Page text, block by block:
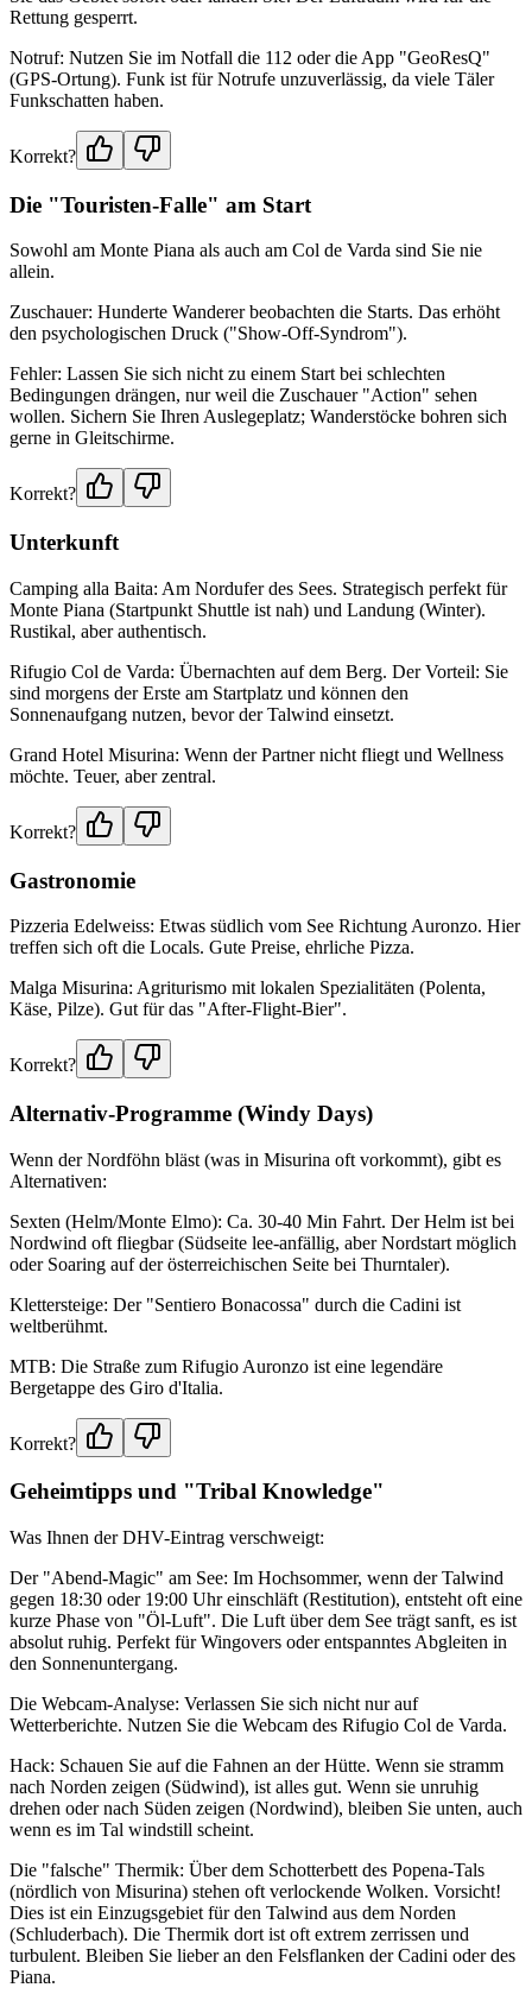
Rettung gesperrt.
Notruf: Nutzen Sie im Notfall die 112 oder die App "GeoResQ"
(GPS-Ortung). Funk ist für Notrufe unzuverlässig, da viele Täler
Funkschatten haben.
Korrekt?
Die "Touristen-Falle" am Start
Sowohl am Monte Piana als auch am Col de Varda sind Sie nie
allein.
Zuschauer: Hunderte Wanderer beobachten die Starts. Das erhöht
den psychologischen Druck ("Show-Off-Syndrom").
Fehler: Lassen Sie sich nicht zu einem Start bei schlechten
Bedingungen drängen, nur weil die Zuschauer "Action" sehen
wollen. Sichern Sie Ihren Auslegeplatz; Wanderstöcke bohren sich
gerne in Gleitschirme.
Korrekt?
Unterkunft
Camping alla Baita: Am Nordufer des Sees. Strategisch perfekt für
Monte Piana (Startpunkt Shuttle ist nah) und Landung (Winter).
Rustikal, aber authentisch.
Rifugio Col de Varda: Übernachten auf dem Berg. Der Vorteil: Sie
sind morgens der Erste am Startplatz und können den
Sonnenaufgang nutzen, bevor der Talwind einsetzt.
Grand Hotel Misurina: Wenn der Partner nicht fliegt und Wellness
möchte. Teuer, aber zentral.
Korrekt?
Gastronomie
Pizzeria Edelweiss: Etwas südlich vom See Richtung Auronzo. Hier
treffen sich oft die Locals. Gute Preise, ehrliche Pizza.
Malga Misurina: Agriturismo mit lokalen Spezialitäten (Polenta,
Käse, Pilze). Gut für das "After-Flight-Bier".
Korrekt?
Alternativ-Programme (Windy Days)
Wenn der Nordföhn bläst (was in Misurina oft vorkommt), gibt es
Alternativen:
Sexten (Helm/Monte Elmo): Ca. 30-40 Min Fahrt. Der Helm ist bei
Nordwind oft fliegbar (Südseite lee-anfällig, aber Nordstart möglich
oder Soaring auf der österreichischen Seite bei Thurntaler).
Klettersteige: Der "Sentiero Bonacossa" durch die Cadini ist
weltberühmt.
MTB: Die Straße zum Rifugio Auronzo ist eine legendäre
Bergetappe des Giro d'Italia.
Korrekt?
Geheimtipps und "Tribal Knowledge"
Was Ihnen der DHV-Eintrag verschweigt:
Der "Abend-Magic" am See: Im Hochsommer, wenn der Talwind
gegen 18:30 oder 19:00 Uhr einschläft (Restitution), entsteht oft eine
kurze Phase von "Öl-Luft". Die Luft über dem See trägt sanft, es ist
absolut ruhig. Perfekt für Wingovers oder entspanntes Abgleiten in
den Sonnenuntergang.
Die Webcam-Analyse: Verlassen Sie sich nicht nur auf
Wetterberichte. Nutzen Sie die Webcam des Rifugio Col de Varda.
Hack: Schauen Sie auf die Fahnen an der Hütte. Wenn sie stramm
nach Norden zeigen (Südwind), ist alles gut. Wenn sie unruhig
drehen oder nach Süden zeigen (Nordwind), bleiben Sie unten, auch
wenn es im Tal windstill scheint.
Die "falsche" Thermik: Über dem Schotterbett des Popena-Tals
(nördlich von Misurina) stehen oft verlockende Wolken. Vorsicht!
Dies ist ein Einzugsgebiet für den Talwind aus dem Norden
(Schluderbach). Die Thermik dort ist oft extrem zerrissen und
turbulent. Bleiben Sie lieber an den Felsflanken der Cadini oder des
Piana.